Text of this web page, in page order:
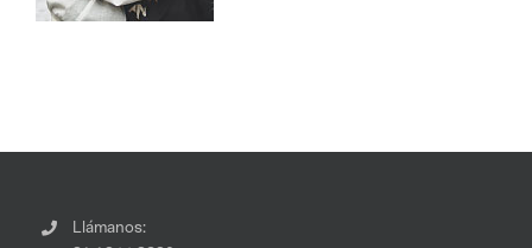
Llámanos: